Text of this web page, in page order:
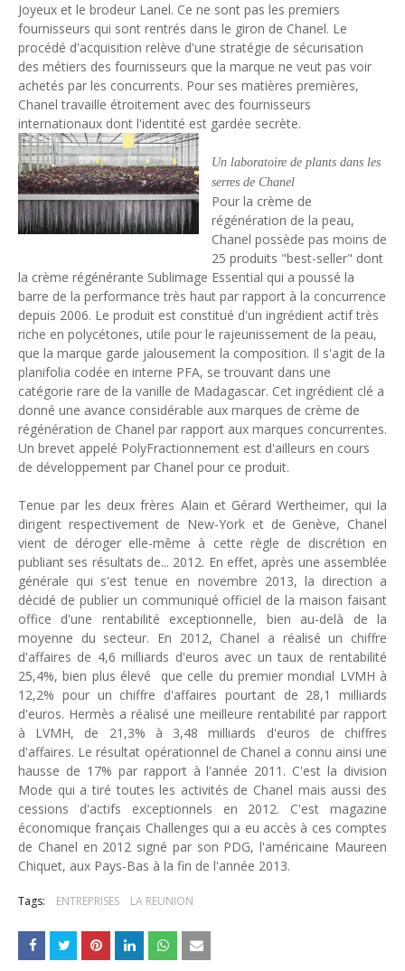
Joyeux et le brodeur Lanel. Ce ne sont pas les premiers
fournisseurs qui sont rentrés dans le giron de Chanel. Le
procédé d'acquisition relève d'une stratégie de sécurisation
des métiers des fournisseurs que la marque ne veut pas voir
achetés par les concurrents. Pour ses matières premières,
Chanel travaille étroitement avec des fournisseurs
internationaux dont l'identité est gardée secrète.
Un laboratoire de plants dans les
serres de Chanel
Pour la crème de
régénération de la peau,
Chanel possède pas moins de
25 produits "best-seller" dont
la crème régénérante Sublimage Essential qui a poussé la
barre de la performance très haut par rapport à la concurrence
depuis 2006. Le produit est constitué d'un ingrédient actif très
riche en polycétones, utile pour le rajeunissement de la peau,
que la marque garde jalousement la composition. Il s'agit de la
planifolia codée en interne PFA, se trouvant dans une
catégorie rare de la vanille de Madagascar. Cet ingrédient clé a
donné une avance considérable aux marques de crème de
régénération de Chanel par rapport aux marques concurrentes.
Un brevet appelé PolyFractionnement est d'ailleurs en cours
de développement par Chanel pour ce produit.
Tenue par les deux frères Alain et Gérard Wertheimer, qui la
dirigent respectivement de New-York et de Genève, Chanel
vient de déroger elle-même à cette règle de discrétion en
publiant ses résultats de... 2012. En effet, après une assemblée
générale qui s'est tenue en novembre 2013, la direction a
décidé de publier un communiqué officiel de la maison faisant
office d'une rentabilité exceptionnelle, bien au-delà de la
moyenne du secteur. En 2012, Chanel a réalisé un chiffre
d'affaires de 4,6 milliards d'euros avec un taux de rentabilité
25,4%, bien plus élevé que celle du premier mondial LVMH à
12,2% pour un chiffre d'affaires pourtant de 28,1 milliards
d'euros. Hermès a réalisé une meilleure rentabilité par rapport
à LVMH, de 21,3% à 3,48 milliards d'euros de chiffres
d'affaires. Le résultat opérationnel de Chanel a connu ainsi une
hausse de 17% par rapport à l'année 2011. C'est la division
Mode qui a tiré toutes les activités de Chanel mais aussi des
cessions d'actifs exceptionnels en 2012. C'est magazine
économique français Challenges qui a eu accès à ces comptes
de Chanel en 2012 signé par son PDG, l'américaine Maureen
Chiquet, aux Pays-Bas à la fin de l'année 2013.
Tags: ENTREPRISES LA REUNION